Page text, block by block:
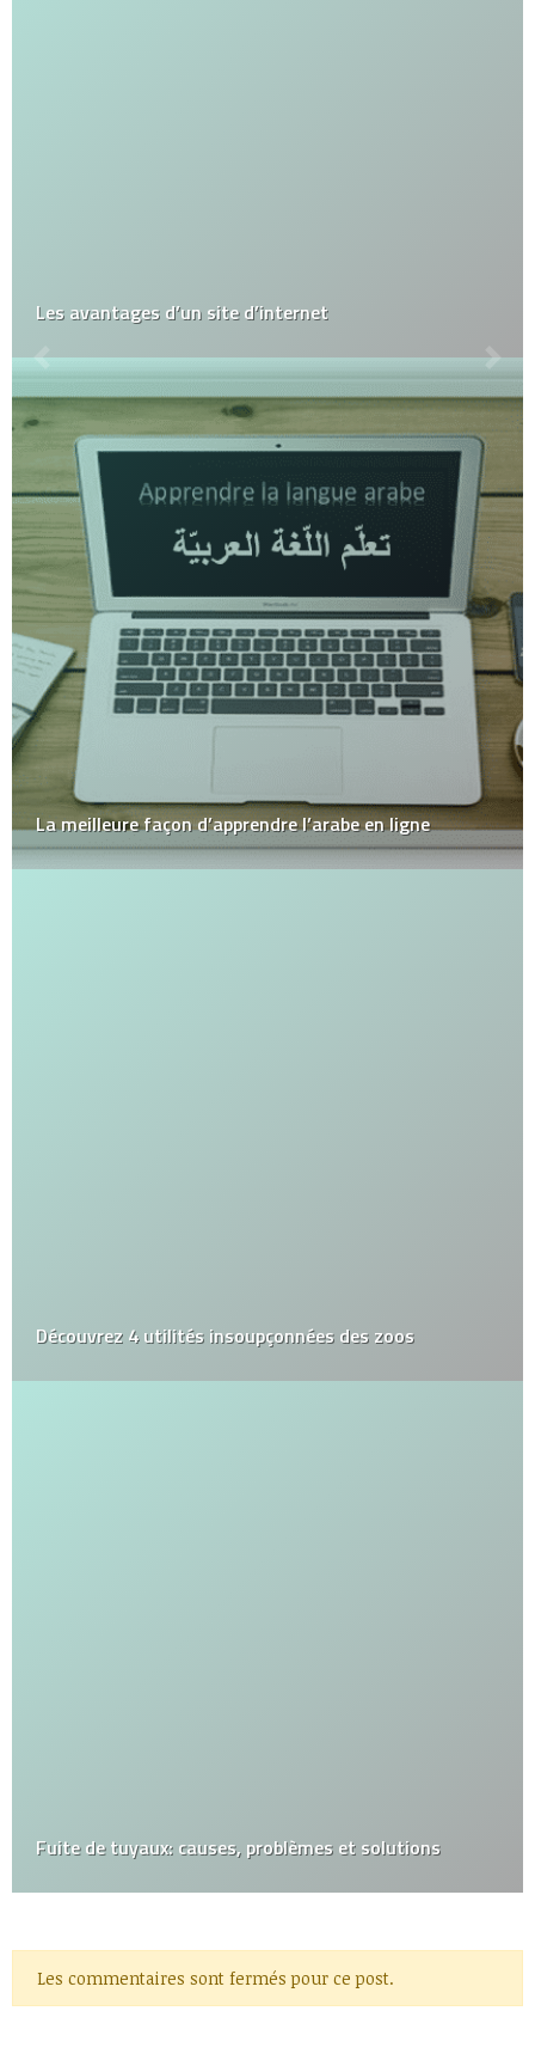
Les avantages d’un site d’internet
La meilleure façon d’apprendre l’arabe en ligne
Découvrez 4 utilités insoupçonnées des zoos
Fuite de tuyaux: causes, problèmes et solutions
Les commentaires sont fermés pour ce post.